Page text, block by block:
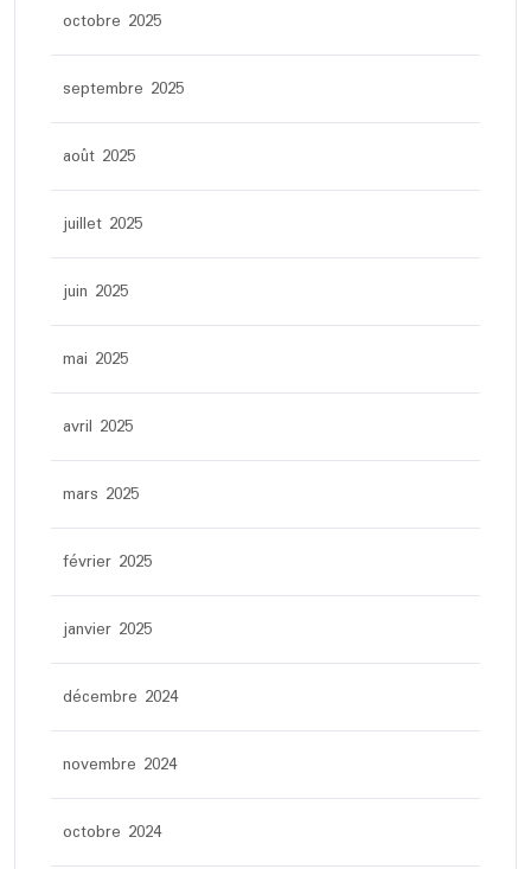
octobre 2025
septembre 2025
août 2025
juillet 2025
juin 2025
mai 2025
avril 2025
mars 2025
février 2025
janvier 2025
décembre 2024
novembre 2024
octobre 2024